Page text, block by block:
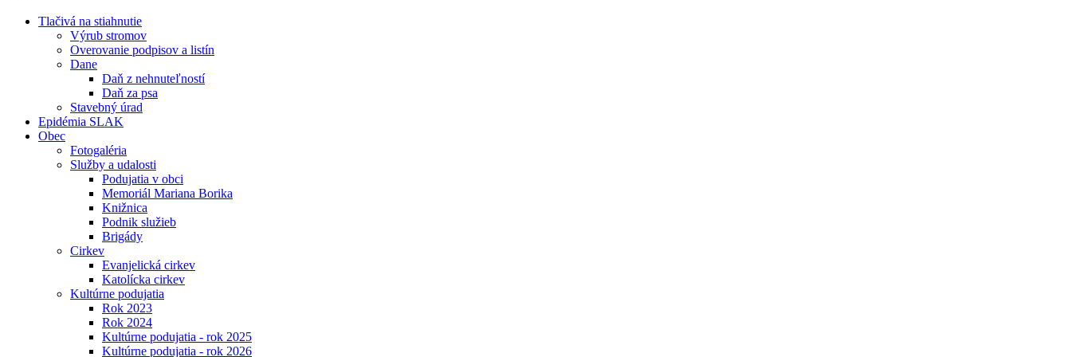
Tlačivá na stiahnutie
Výrub stromov
Overovanie podpisov a listín
Dane
Daň z nehnuteľností
Daň za psa
Stavebný úrad
Epidémia SLAK
Obec
Fotogaléria
Služby a udalosti
Podujatia v obci
Memoriál Mariana Borika
Knižnica
Podnik služieb
Brigády
Cirkev
Evanjelická cirkev
Katolícka cirkev
Kultúrne podujatia
Rok 2023
Rok 2024
Kultúrne podujatia - rok 2025
Kultúrne podujatia - rok 2026